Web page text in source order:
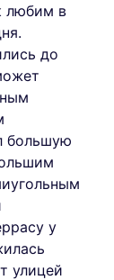
любим в
до
большую
у
улицей